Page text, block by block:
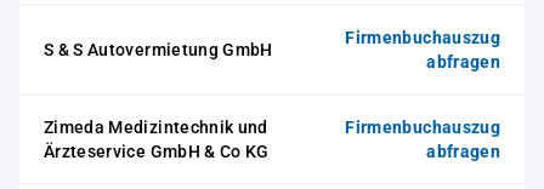
S & S Autovermietung GmbH
Firmenbuchauszug
abfragen
Zimeda Medizintechnik und
Ärzteservice GmbH & Co KG
Firmenbuchauszug
abfragen